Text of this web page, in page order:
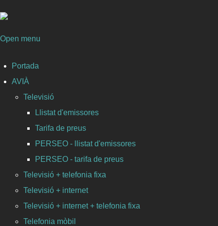
Open menu
Portada
AVIÀ
Televisió
Llistat d'emissores
Tarifa de preus
PERSEO - llistat d'emissores
PERSEO - tarifa de preus
Televisió + telefonia fixa
Televisió + internet
Televisió + internet + telefonia fixa
Telefonia mòbil